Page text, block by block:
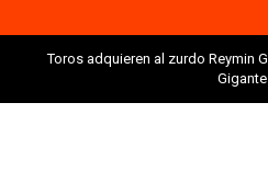
Toros adquieren al zurdo Reymin